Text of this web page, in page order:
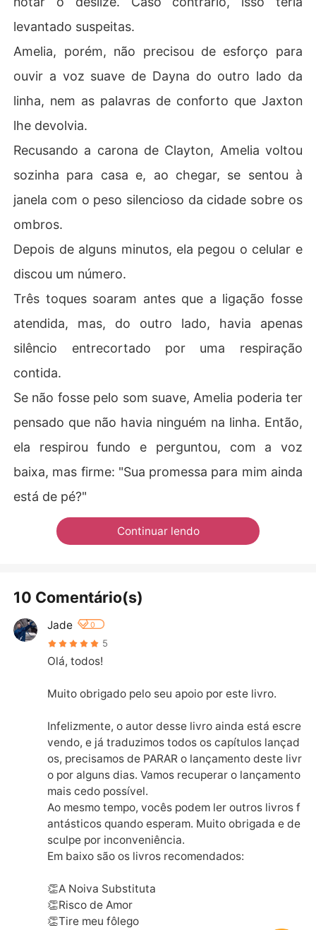
levantado suspeitas.
Amelia, porém, não precisou de esforço para
ouvir a voz suave de Dayna do outro lado da
linha, nem as palavras de conforto que Jaxton
lhe devolvia.
Recusando a carona de Clayton, Amelia voltou
sozinha para casa e, ao chegar, se sentou à
janela com o peso silencioso da cidade sobre os
ombros.
Depois de alguns minutos, ela pegou o celular e
discou um número.
Três toques soaram antes que a ligação fosse
atendida, mas, do outro lado, havia apenas
silêncio entrecortado por uma respiração
contida.
Se não fosse pelo som suave, Amelia poderia ter
pensado que não havia ninguém na linha. Então,
ela respirou fundo e perguntou, com a voz
baixa, mas firme: "Sua promessa para mim ainda
está de pé?"
Continuar lendo
10 Comentário(s)
Jade 0
5
Olá, todos!
Muito obrigado pelo seu apoio por este livro.
Infelizmente, o autor desse livro ainda está escre
vendo, e já traduzimos todos os capítulos lançad
os, precisamos de PARAR o lançamento deste livr
o por alguns dias. Vamos recuperar o lançamento
mais cedo possível.
Ao mesmo tempo, vocês podem ler outros livros f
antásticos quando esperam. Muito obrigada e de
sculpe por inconveniência.
Em baixo são os livros recomendados:
👏A Noiva Substituta
👏Risco de Amor
👏Tire meu fôlego